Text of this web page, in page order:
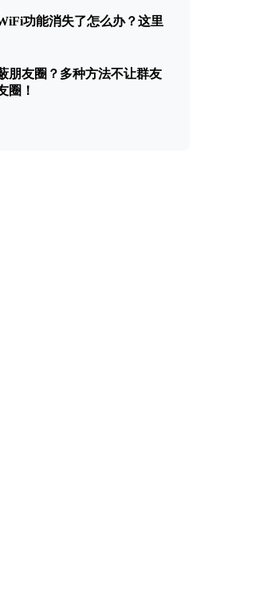
功能消失了怎么办？这里
朋友圈？多种方法不让群友
圈！